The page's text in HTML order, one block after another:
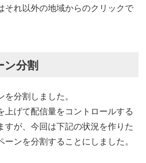
それ以外の地域からのクリックで
ン分割
分割しました。
上げて配信量をコントロールする
すが、今回は下記の状況を作りた
ンを分割することにしました。